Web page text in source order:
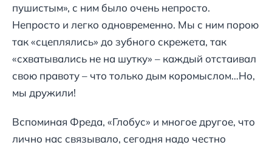
пушистым», с ним было очень непросто.
Непросто и легко одновременно. Мы с ним порою
так «сцеплялись» до зубного скрежета, так
«схватывались не на шутку» – каждый отстаивал
свою правоту – что только дым коромыслом…Но,
мы дружили!
Вспоминая Фреда, «Глобус» и многое другое, что
лично нас связывало, сегодня надо честно